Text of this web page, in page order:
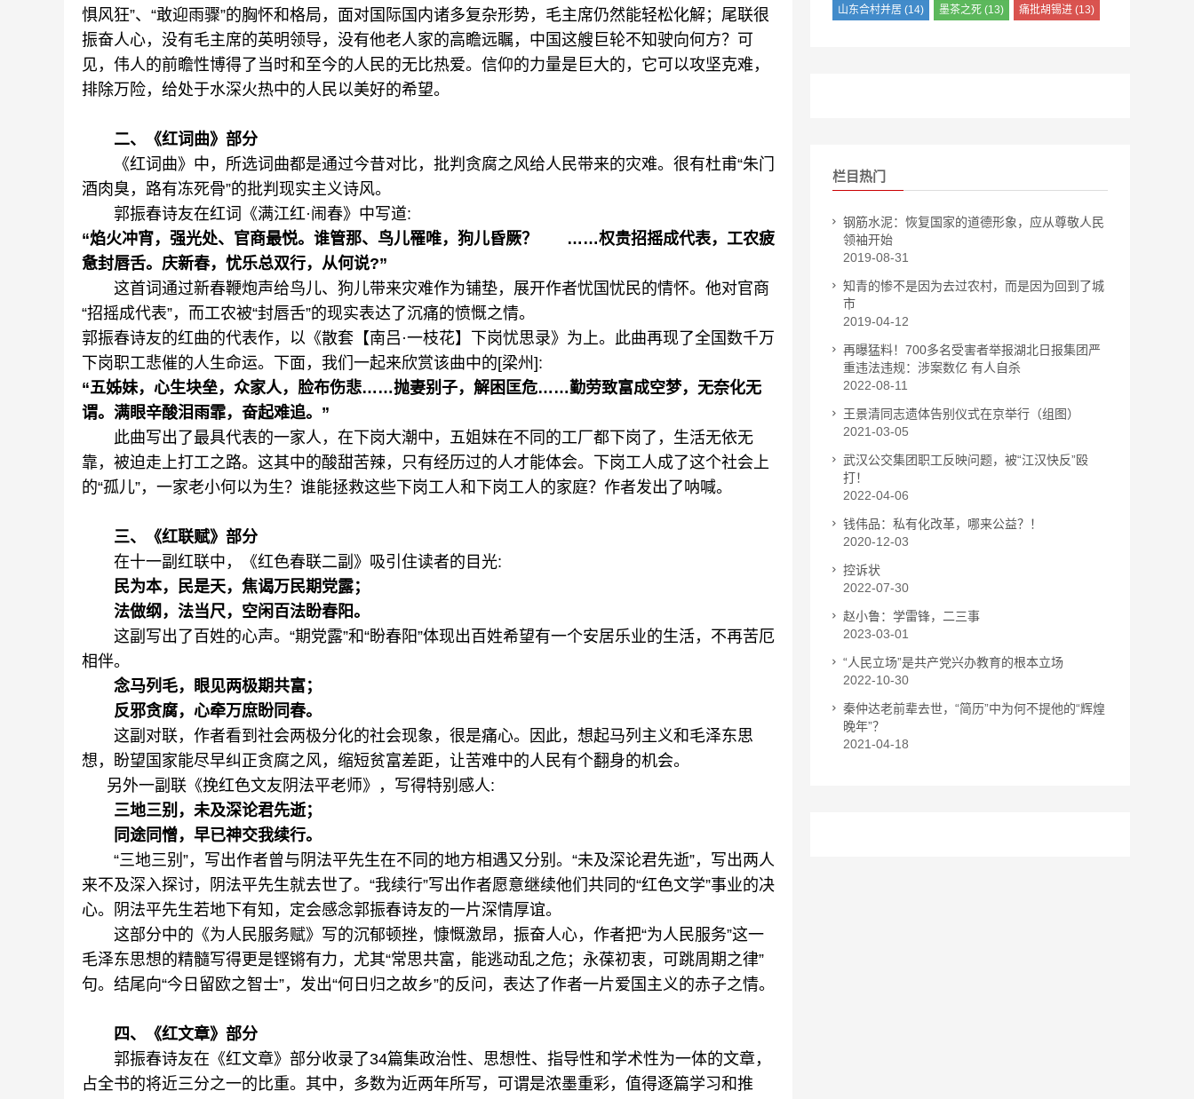
惧风狂”、“敢迎雨骤”的胸怀和格局，面对国际国内诸多复杂形势，毛主席仍然能轻松化解；尾联很
振奋人心，没有毛主席的英明领导，没有他老人家的高瞻远瞩，中国这艘巨轮不知驶向何方？可
见，伟人的前瞻性博得了当时和至今的人民的无比热爱。信仰的力量是巨大的，它可以攻坚克难，
排除万险，给处于水深火热中的人民以美好的希望。
二、《红词曲》部分
《红词曲》中，所选词曲都是通过今昔对比，批判贪腐之风给人民带来的灾难。很有杜甫“朱门
酒肉臭，路有冻死骨”的批判现实主义诗风。
郭振春诗友在红词《满江红·闹春》中写道:
“焰火冲宵，强光处、官商最悦。谁管那、鸟儿罹唯，狗儿昏厥？ ……权贵招摇成代表，工农疲
惫封唇舌。庆新春，忧乐总双行，从何说?”
这首词通过新春鞭炮声给鸟儿、狗儿带来灾难作为铺垫，展开作者忧国忧民的情怀。他对官商
“招摇成代表”，而工农被“封唇舌”的现实表达了沉痛的愤慨之情。
郭振春诗友的红曲的代表作，以《散套【南吕·一枝花】下岗忧思录》为上。此曲再现了全国数千万
下岗职工悲催的人生命运。下面，我们一起来欣赏该曲中的[梁州]:
“五姊妹，心生块垒，众家人，脸布伤悲……抛妻别子，解困匡危……勤劳致富成空梦，无奈化无
谓。满眼辛酸泪雨霏，奋起难追。”
此曲写出了最具代表的一家人，在下岗大潮中，五姐妹在不同的工厂都下岗了，生活无依无
靠，被迫走上打工之路。这其中的酸甜苦辣，只有经历过的人才能体会。下岗工人成了这个社会上
的“孤儿”，一家老小何以为生？谁能拯救这些下岗工人和下岗工人的家庭？作者发出了呐喊。
三、《红联赋》部分
在十一副红联中，《红色春联二副》吸引住读者的目光:
民为本，民是天，焦谒万民期党露；
法做纲，法当尺，空闲百法盼春阳。
这副写出了百姓的心声。“期党露”和“盼春阳”体现出百姓希望有一个安居乐业的生活，不再苦厄
相伴。
念马列毛，眼见两极期共富；
反邪贪腐，心牵万庶盼同春。
这副对联，作者看到社会两极分化的社会现象，很是痛心。因此，想起马列主义和毛泽东思
想，盼望国家能尽早纠正贪腐之风，缩短贫富差距，让苦难中的人民有个翻身的机会。
另外一副联《挽红色文友阴法平老师》，写得特别感人:
三地三别，未及深论君先逝；
同途同憎，早已神交我续行。
“三地三别”，写出作者曾与阴法平先生在不同的地方相遇又分别。“未及深论君先逝”，写出两人
来不及深入探讨，阴法平先生就去世了。“我续行”写出作者愿意继续他们共同的“红色文学”事业的决
心。阴法平先生若地下有知，定会感念郭振春诗友的一片深情厚谊。
这部分中的《为人民服务赋》写的沉郁顿挫，慷慨激昂，振奋人心，作者把“为人民服务”这一
毛泽东思想的精髓写得更是铿锵有力，尤其“常思共富，能逃动乱之危；永葆初衷，可跳周期之律”
句。结尾向“今日留欧之智士”，发出“何日归之故乡”的反问，表达了作者一片爱国主义的赤子之情。
四、《红文章》部分
郭振春诗友在《红文章》部分收录了34篇集政治性、思想性、指导性和学术性为一体的文章，
占全书的将近三分之一的比重。其中，多数为近两年所写，可谓是浓墨重彩，值得逐篇学习和推
山东合村并居 (14) 墨茶之死 (13) 痛批胡锡进 (13)
栏目热门
钢筋水泥：恢复国家的道德形象，应从尊敬人民
领袖开始
2019-08-31
知青的惨不是因为去过农村，而是因为回到了城
市
2019-04-12
再曝猛料！700多名受害者举报湖北日报集团严
重违法违规：涉案数亿 有人自杀
2022-08-11
王景清同志遗体告别仪式在京举行（组图）
2021-03-05
武汉公交集团职工反映问题，被“江汉快反”殴
打！
2022-04-06
钱伟品：私有化改革，哪来公益？！
2020-12-03
控诉状
2022-07-30
赵小鲁：学雷锋，二三事
2023-03-01
“人民立场”是共产党兴办教育的根本立场
2022-10-30
秦仲达老前辈去世，“简历”中为何不提他的“辉煌
晚年”？
2021-04-18